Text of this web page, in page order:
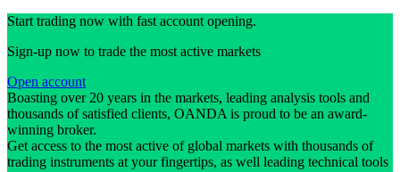
Start trading now with fast account opening.
Sign-up now to trade the most active markets
Open account
Boasting over 20 years in the markets, leading analysis tools and
thousands of satisfied clients, OANDA is proud to be an award-
winning broker.
Get access to the most active of global markets with thousands of
trading instruments at your fingertips, as well leading technical tools